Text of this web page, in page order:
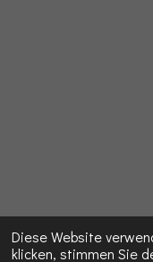
Diese Website
klicken, stimmen Sie